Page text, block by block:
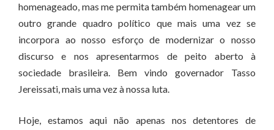
homenageado, mas me permita também homenagear um
outro grande quadro político que mais uma vez se
incorpora ao nosso esforço de modernizar o nosso
discurso e nos apresentarmos de peito aberto à
sociedade brasileira. Bem vindo governador Tasso
Jereissati, mais uma vez à nossa luta.
Hoje, estamos aqui não apenas nos detentores de